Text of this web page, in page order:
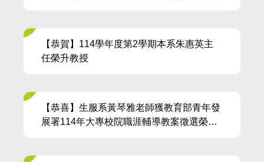
【恭賀】114學年度第2學期本系朱惠英主
任榮升教授
【恭喜】生服系黃琴雅老師獲教育部青年發
展署114年大專校院職涯輔導教案徵選榮獲